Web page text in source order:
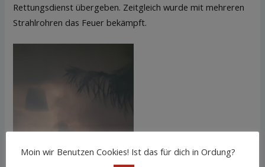
Rettungsdienst übergeben. Zeitgleich wurde mit mehreren
Strahlrohren das Feuer bekämpft.
Moin wir Benutzen Cookies! Ist das für dich in Ordung?